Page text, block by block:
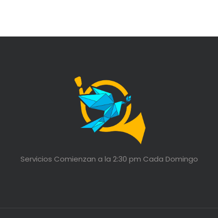
Servicios Comienzan a la 2:30 pm Cada Domingo